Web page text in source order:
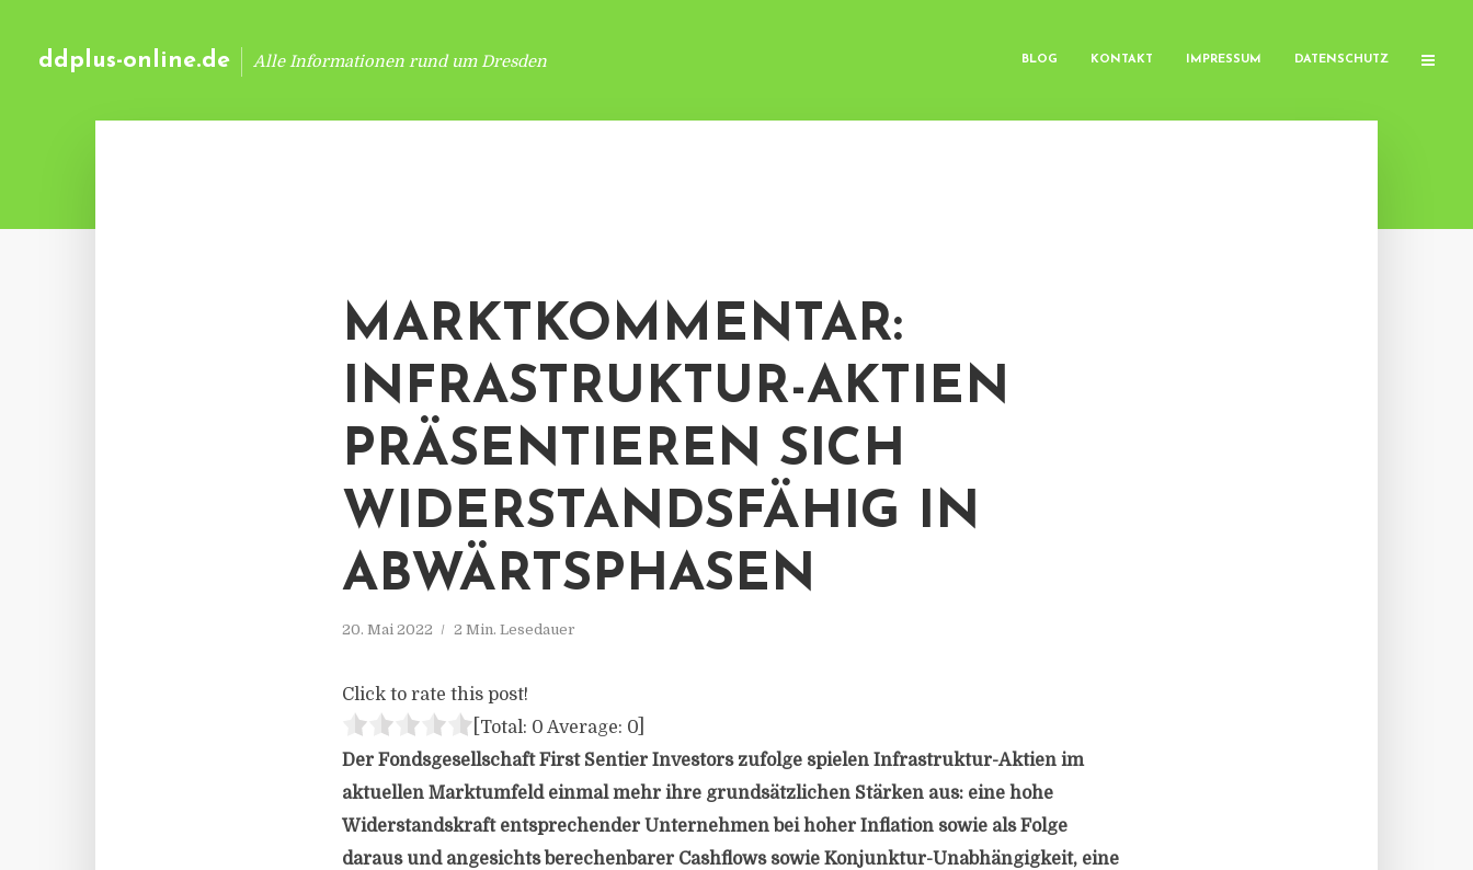
ddplus-online.de Alle Informationen rund um Dresden BLOG KONTAKT IMPRESSUM DATENSCHUTZ
MARKTKOMMENTAR:
INFRASTRUKTUR-AKTIEN
PRÄSENTIEREN SICH
WIDERSTANDSFÄHIG IN
ABWÄRTSPHASEN
20. Mai 2022 2 Min. Lesedauer
Click to rate this post!
[Total: 0 Average: 0
Der Fondsgesellschaft First Sentier Investors zufolge spielen Infrastruktur-Aktien im
aktuellen Marktumfeld einmal mehr ihre grundsätzlichen Stärken aus: eine hohe
Widerstandskraft entsprechender Unternehmen bei hoher Inflation sowie als Folge
daraus und angesichts berechenbarer Cashflows sowie Konjunktur-Unabhängigkeit, eine